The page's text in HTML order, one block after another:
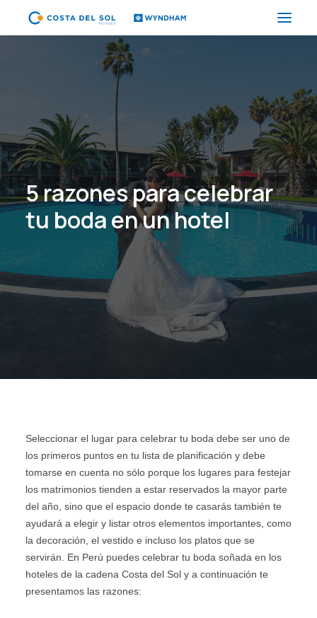
PROMOCIONES
EVENTOS
RESTAURANTES
SPA
CORPORATIVO
(+51) 01 200 9200
AGENCIAS/EMPRESAS
5 razones para celebrar
tu boda en un hotel
Seleccionar el lugar para celebrar tu boda debe ser uno de
los primeros puntos en tu lista de planificación y debe
tomarse en cuenta no sólo porque los lugares para festejar
los matrimonios tienden a estar reservados la mayor parte
del año, sino que el espacio donde te casarás también te
ayudará a elegir y listar otros elementos importantes, como
la decoración, el vestido e incluso los platos que se
servirán. En Perú puedes celebrar tu boda soñada en los
hoteles de la cadena Costa del Sol y a continuación te
presentamos las razones: